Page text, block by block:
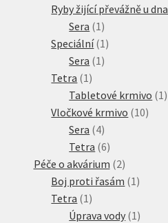
produkt
Ryby žijící převážně u dna
Sera 1 1
produkt
Speciální 1 1
Sera 1 1
Tetra 1 1
produkt
Tabletové krmivo 1 1
Vločkové krmivo 1010
Sera 44
produkty
Tetra 66
produktů
Péče o akvárium 22
produkty
Boj proti řasám 1 1
Tetra 1 1
produkt
Úprava vody 1 1